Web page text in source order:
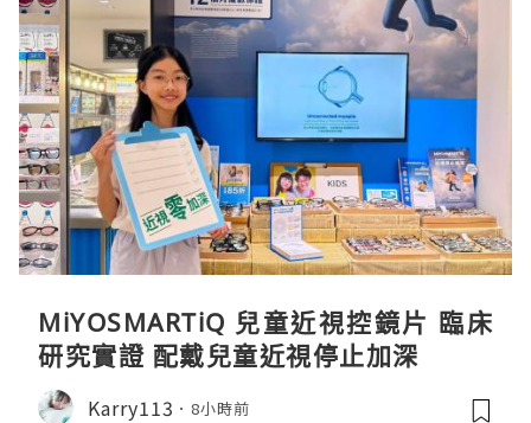
MiYOSMARTiQ 兒童近視控鏡片 臨床
研究實證 配戴兒童近視停止加深
Karry113 8小時前